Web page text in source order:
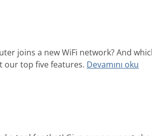
joins a new WiFi network? And
our top five features. Devamını oku